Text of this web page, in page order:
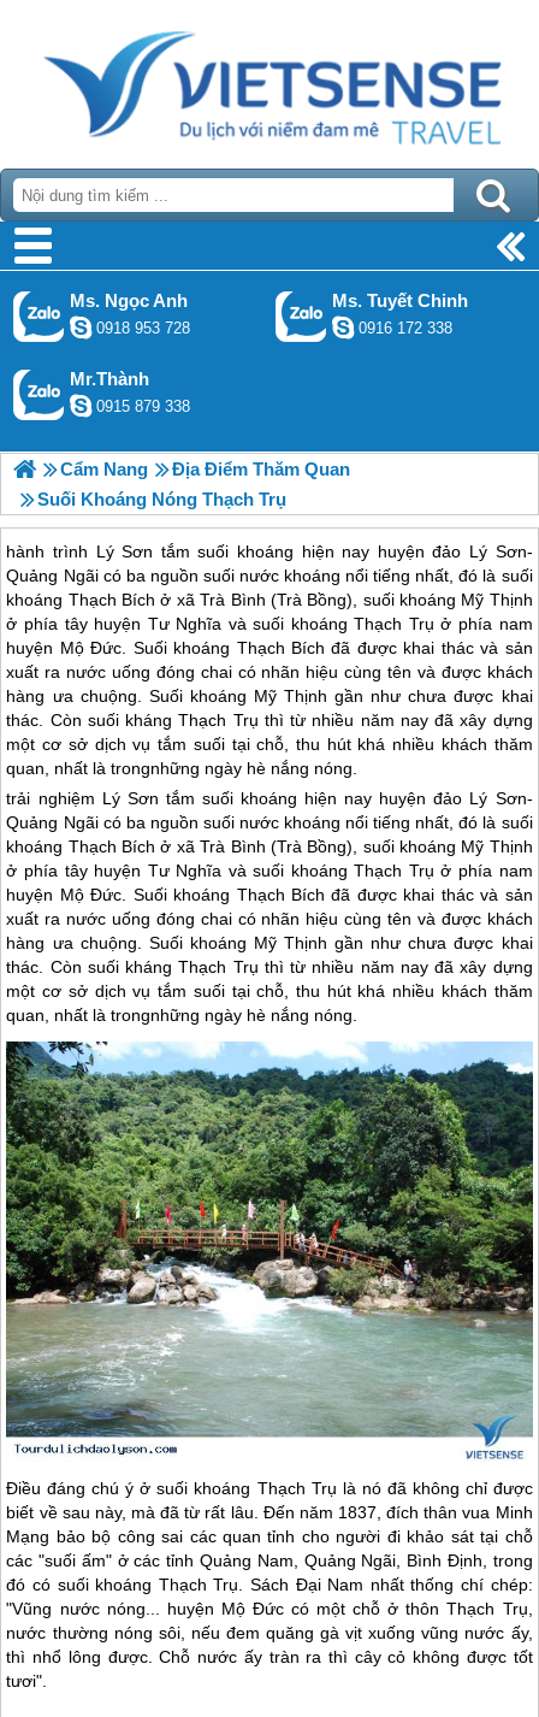
Ms. Ngọc Anh
0918 953 728
Ms. Tuyết Chinh
0916 172 338
Mr.Thành
0915 879 338
Cẩm Nang
Địa Điểm Thăm Quan
Suối Khoáng Nóng Thạch Trụ
hành trình Lý Sơn tắm suối khoáng hiện nay huyện đảo Lý Sơn-
Quảng Ngãi có ba nguồn suối nước khoáng nổi tiếng nhất, đó là suối
khoáng Thạch Bích ở xã Trà Bình (Trà Bồng), suối khoáng Mỹ Thịnh
ở phía tây huyện Tư Nghĩa và suối khoáng Thạch Trụ ở phía nam
huyện Mộ Đức. Suối khoáng Thạch Bích đã được khai thác và sản
xuất ra nước uống đóng chai có nhãn hiệu cùng tên và được khách
hàng ưa chuộng. Suối khoáng Mỹ Thịnh gần như chưa được khai
thác. Còn suối kháng Thạch Trụ thì từ nhiều năm nay đã xây dựng
một cơ sở dịch vụ tắm suối tại chỗ, thu hút khá nhiều khách thăm
quan, nhất là trongnhững ngày hè nắng nóng.
trải nghiệm Lý Sơn tắm suối khoáng hiện nay huyệnđảo Lý Sơn-
Quảng Ngãi có ba nguồn suối nước khoáng nổi tiếng nhất, đó là suối
khoáng Thạch Bích ở xã Trà Bình (Trà Bồng), suối khoáng Mỹ Thịnh
ở phía tây huyện Tư Nghĩa và suối khoáng Thạch Trụ ở phía nam
huyện Mộ Đức. Suối khoáng Thạch Bích đã được khai thác và sản
xuất ra nước uống đóng chai có nhãn hiệu cùng tên và được khách
hàng ưa chuộng. Suối khoáng Mỹ Thịnh gần như chưa được khai
thác. Còn suối kháng Thạch Trụ thì từ nhiều năm nay đã xây dựng
một cơ sở dịch vụ tắm suối tại chỗ, thu hút khá nhiều khách thăm
quan, nhất là trongnhững ngày hè nắng nóng.
Điều đáng chú ý ở suối khoáng Thạch Trụ là nó đã không chỉ được
biết về sau này, mà đã từ rất lâu. Đến năm 1837, đích thân vua Minh
Mạng bảo bộ công sai các quan tỉnh cho người đi khảo sát tại chỗ
các "suối ấm" ở các tỉnh Quảng Nam, Quảng Ngãi, Bình Định, trong
đó có suối khoáng Thạch Trụ. Sách Đại Nam nhất thống chí chép:
"Vũng nước nóng... huyện Mộ Đức có một chỗ ở thôn Thạch Trụ,
nước thường nóng sôi, nếu đem quăng gà vịt xuống vũng nước ấy,
thì nhổ lông được. Chỗ nước ấy tràn ra thì cây cỏ không được tốt
tươi".